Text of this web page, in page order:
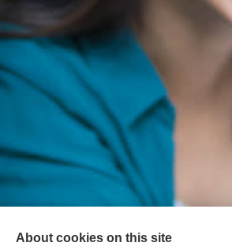
About cookies on this site